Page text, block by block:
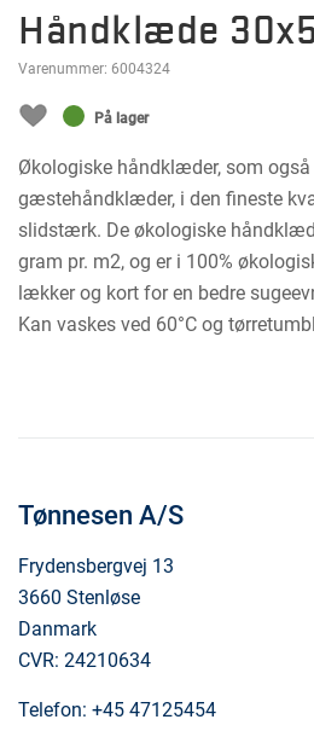
Håndklæde
Varenummer: 6004324
På lager
Økologiske håndklæder, som
gæstehåndklæder, i den fineste
slidstærk. De økologiske
gram pr. m2, og er i 100%
lækker og kort for en bedre
Kan vaskes ved 60°C og
Tønnesen A/S
Frydensbergvej 13
3660 Stenløse
Danmark
CVR: 24210634
Telefon: +45 47125454